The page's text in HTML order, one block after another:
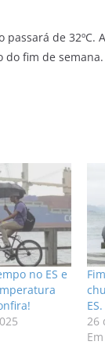
de 32ºC.
do fim de semana.
no ES e
26